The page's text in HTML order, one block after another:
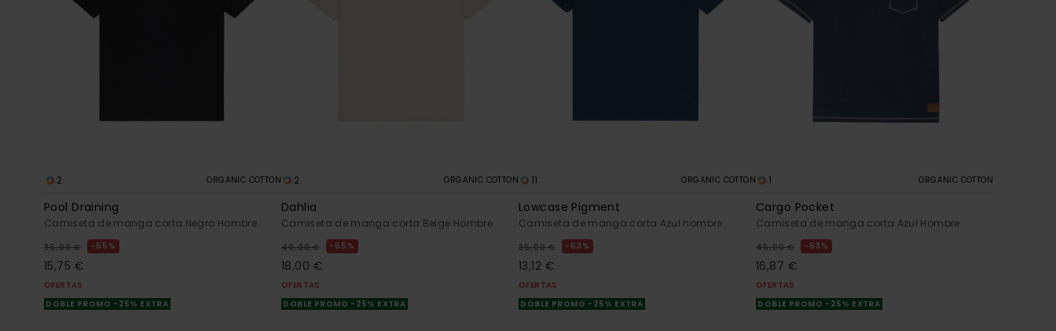
2 ORGANIC COTTON
Pool Draining
Camiseta de manga corta Negro Hombre
35,00 € 55%
15,75 €
OFERTAS
DOBLE PROMO -25% EXTRA
2 ORGANIC COTTON
Dahlia
Camiseta de manga corta Beige Hombre
40,00 € 55%
18,00 €
OFERTAS
DOBLE PROMO -25% EXTRA
11 ORGANIC COTTON
Lowcase Pigment
Camiseta de manga corta Azul hombre
35,00 € 63%
13,12 €
OFERTAS
DOBLE PROMO -25% EXTRA
1 ORGANIC COTTON
Cargo Pocket
Camiseta de manga corta Azul Hombre
45,00 € 63%
16,87 €
OFERTAS
DOBLE PROMO -25% EXTRA